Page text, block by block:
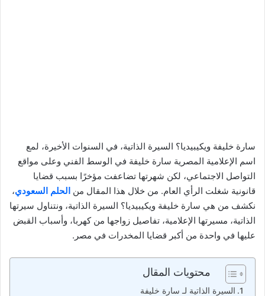
سارة خليفة ويكيبيديا؟ السيرة الذاتية، في السنوات الأخيرة، لمع
اسم الإعلامية المصرية سارة خليفة في الوسط الفني وعلى مواقع
التواصل الاجتماعي، لكن شهرتها تضاعفت مؤخرًا بسبب قضايا
قانونية شغلت الرأي العام. من خلال هذا المقال من الحلم السعودي،
نكشف من هي سارة خليفة ويكيبيديا؟ السيرة الذاتية، ونتناول سيرتها
الذاتية، مسيرتها الإعلامية، تفاصيل زواجها من كهربا، وأسباب القبض
عليها في واحدة من أكبر قضايا المخدرات في مصر.
محتويات المقال
السيرة الذاتية لـ سارة خليفة